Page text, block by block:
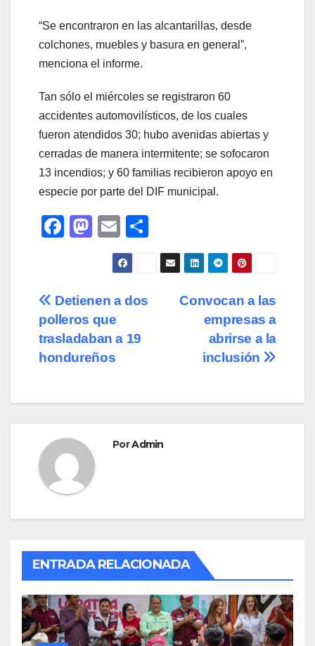
“Se encontraron en las alcantarillas, desde
colchones, muebles y basura en general”,
menciona el informe.
Tan sólo el miércoles se registraron 60
accidentes automovilísticos, de los cuales
fueron atendidos 30; hubo avenidas abiertas y
cerradas de manera intermitente; se sofocaron
13 incendios; y 60 familias recibieron apoyo en
especie por parte del DIF municipal.
F
e
b
o
o
M
o
d
o
n
E
m
ail
o
m
Navegación
de
entradas
Convocan a las
empresas a
abrirse a la
inclusión
Detienen a dos
polleros que
trasladaban a 19
hondureños
PorAdmin
ENTRADA RELACIONADA